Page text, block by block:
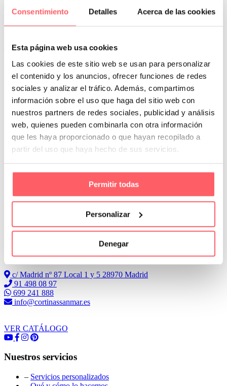
Consentimiento Detalles Acerca de las cookies
Esta página web usa cookies
Las cookies de este sitio web se usan para personalizar
el contenido y los anuncios, ofrecer funciones de redes
sociales y analizar el tráfico. Además, compartimos
información sobre el uso que haga del sitio web con
nuestros partners de redes sociales, publicidad y análisis
web, quienes pueden combinarla con otra información
que les haya proporcionado o que hayan recopilado a
partir del uso que haya hecho de sus servicios.
Permitir todas
Personalizar
Denegar
0
Por San Mar Últimos proyectos
30 Abr:Estor lapa: la solución para tu puerta de
En muchas cocinas se nos plantea la necesidad de poner cortinas en
una puerta de salida a terraza o un tendedero. Una barra con un
visillo puede ser que dificulte la apertura de la puerta. Un estor
convencional tendrá que subirse hasta arriba cada vez que se quiera
acceder a la terraza. Y un estor enrollable no puede desmontarse
para lavar, lo que no gusta a algunos clientes.
Tenemos una SOLUCÍN PRÁCTICA Y MUY DECORATIVA: EL
ESTOR LAPA.
Leer Más
Conoce Cortinas Sanmar
c/ Madrid nº 87 Local 1 y 5 28970 Madrid
91 498 08 97
699 241 888
info@cortinassanmar.es
VER CATÁLOGO
Nuestros servicios
– Servicios personalizados